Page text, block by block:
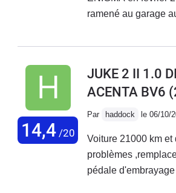
ramené au garage
j’ai toujours un
qui Consomme aussi
14,4/20
JUKE 2 II 1.0
ACENTA BV6
Par haddock le 06/10/
Voiture 21000 km et déjà des
problèmes ,remplacement de la
pédale d'embrayage et le support prise